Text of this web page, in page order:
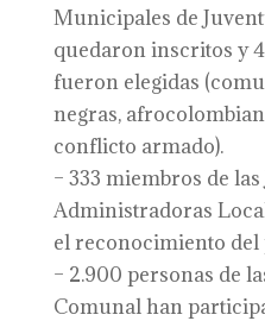
Municipales de
quedaron inscritos y
fueron elegidas
negras,
conflicto armado).
– 333 miembros de las
Administradoras
el reconocimiento del
– 2.900 personas de
Comunal han